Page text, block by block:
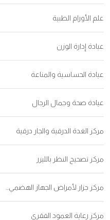
علم الأورام الطبية
عيادة إدارة الوزن
عيادة الحساسية والمناعة
عيادة صحة وجمال الرجال
مركز الغدة الدرقية والجار درقية
مركز تصحيح النظر بالليزر
مركز جزار لأمراض الجهاز الهضمي...
مركز رعاية العمود الفقري